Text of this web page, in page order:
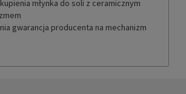
młynka do soli z ceramicznym
gwarancja producenta na mechanizm